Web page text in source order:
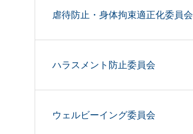
虐待防止・身体拘束適正化委員会
ハラスメント防止委員会
ウェルビーイング委員会